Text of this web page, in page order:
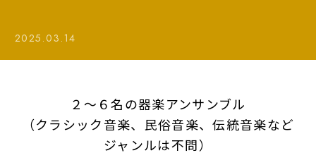
2025.03.14
２～６名の器楽アンサンブル
（クラシック音楽、民俗音楽、伝統音楽など
ジャンルは不問）